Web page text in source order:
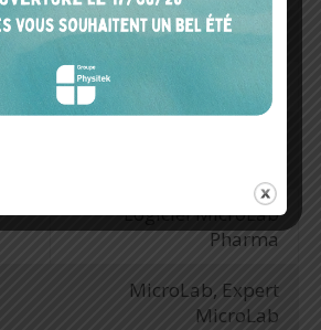
100-240 VCA, 50/60 Hz
Logiciel MicroLab
Pharma
MicroLab, Expert
MicroLab